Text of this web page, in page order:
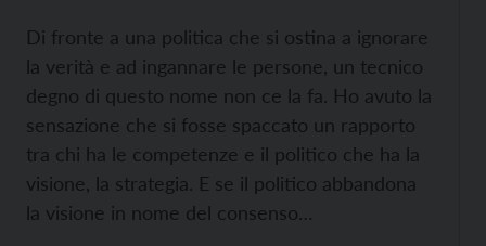
Di fronte a una politica che si ostina a ignorare
la verità e ad ingannare le persone, un tecnico
degno di questo nome non ce la fa. Ho avuto la
sensazione che si fosse spaccato un rapporto
tra chi ha le competenze e il politico che ha la
visione, la strategia. E se il politico abbandona
la visione in nome del consenso…